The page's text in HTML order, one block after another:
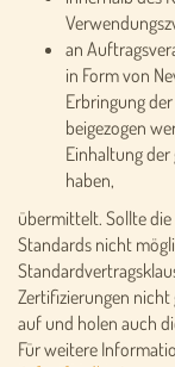
an
in Form von
Erbringung
beigezogen
Einhaltung
haben,
übermittelt. Sollte
Standards nicht
Zertifizierungen nicht
auf und holen auch
Für weitere